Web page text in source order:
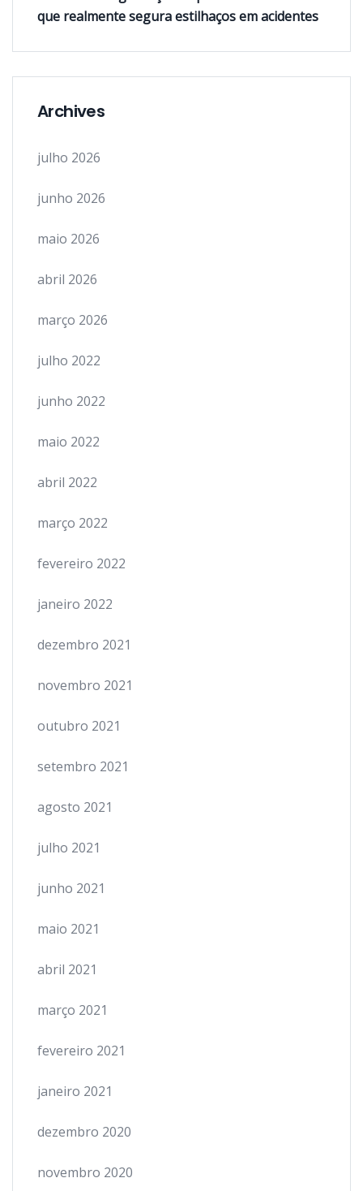
que realmente segura estilhaços em acidentes
Archives
julho 2026
junho 2026
maio 2026
abril 2026
março 2026
julho 2022
junho 2022
maio 2022
abril 2022
março 2022
fevereiro 2022
janeiro 2022
dezembro 2021
novembro 2021
outubro 2021
setembro 2021
agosto 2021
julho 2021
junho 2021
maio 2021
abril 2021
março 2021
fevereiro 2021
janeiro 2021
dezembro 2020
novembro 2020